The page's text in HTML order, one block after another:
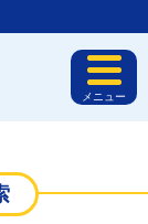
メニュー